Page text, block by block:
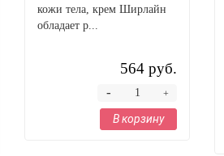
кожи тела, крем Ширлайн
обладает р...
564 руб.
+
-
В корзину